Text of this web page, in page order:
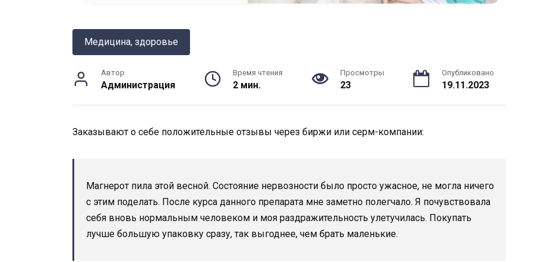
Медицина, здоровье
Автор
Администрация
Время чтения
2 мин.
Просмотры
23
Опубликовано
19.11.2023
Заказывают о себе положительные отзывы через биржи или серм-компании:
Магнерот пила этой весной. Состояние нервозности было просто ужасное, не могла ничего
с этим поделать. После курса данного препарата мне заметно полегчало. Я почувствовала
себя вновь нормальным человеком и моя раздражительность улетучилась. Покупать
лучше большую упаковку сразу, так выгоднее, чем брать маленькие.